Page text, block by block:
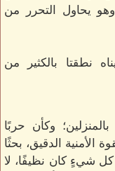
يحاول التحرر من
نطقتا بالكثير من
وكأن حربًا
الأمنية الدقيق، بحثًا
كل شيءٍ كان نظيفًا، لا